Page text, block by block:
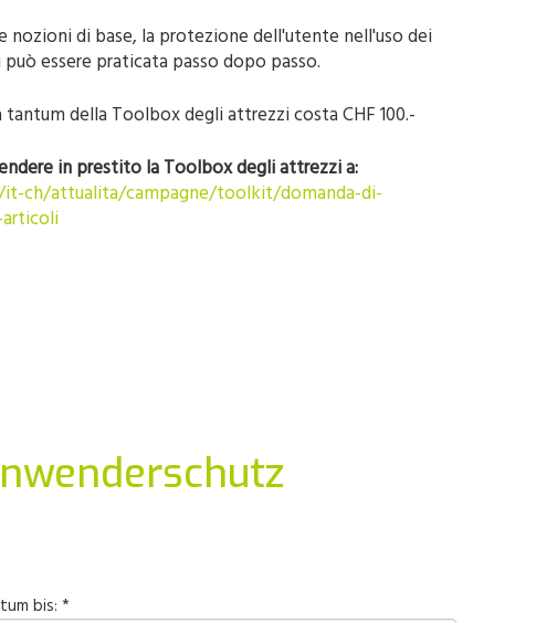
nozioni di base, la protezione dell'utente nell'uso dei
essere praticata passo dopo passo.
della Toolbox degli attrezzi costa CHF 100.-
in prestito la Toolbox degli attrezzi a:
ch/attualita/campagne/toolkit/domanda-di-
bis: *